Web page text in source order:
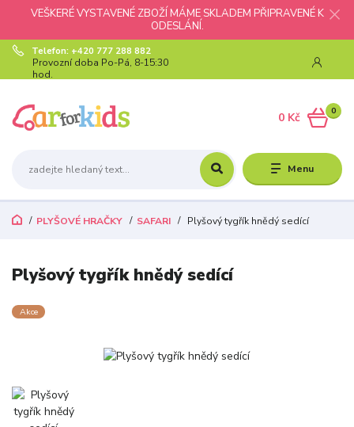
VEŠKERÉ VYSTAVENÉ ZBOŽÍ MÁME SKLADEM PŘIPRAVENÉ K
ODESLÁNÍ.
Menu
Telefon: +420 777 288 882
Provozní doba Po-Pá, 8-15:30
hod.
0
0 Kč
PLYŠOVÉ HRAČKY SAFARI Plyšový tygřík hnědý sedící
Plyšový tygřík hnědý sedící
Akce